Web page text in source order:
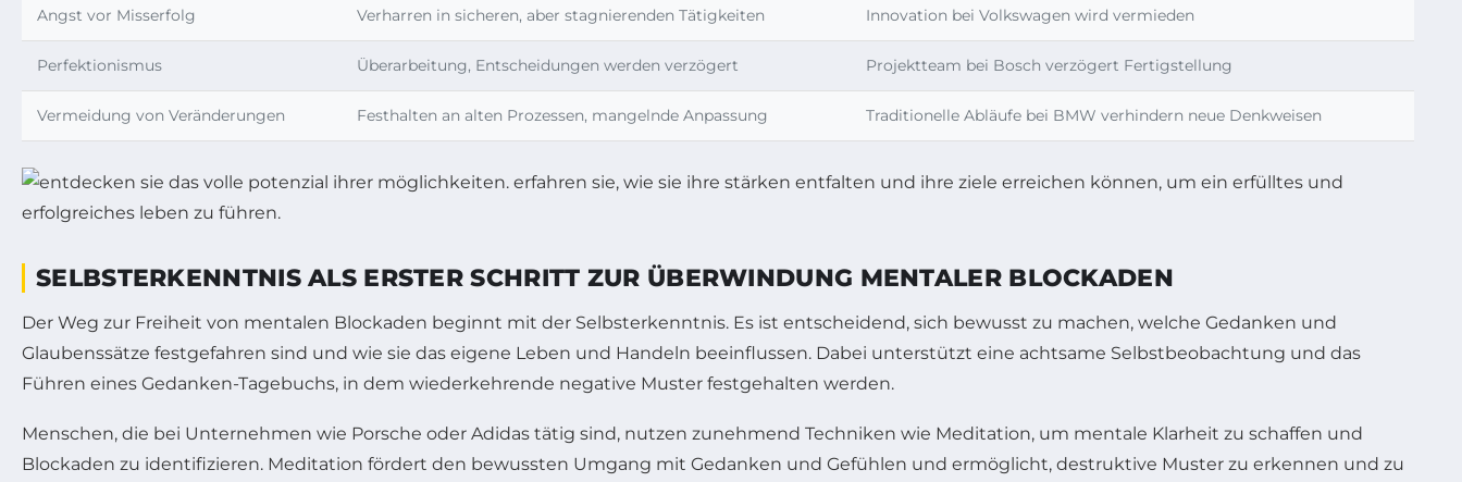
Angst vor Misserfolg Verharren in sicheren, aber stagnierenden Tätigkeiten Innovation bei Volkswagen wird vermieden
Perfektionismus Überarbeitung, Entscheidungen werden verzögert Projektteam bei Bosch verzögert Fertigstellung
Vermeidung von Veränderungen Festhalten an alten Prozessen, mangelnde Anpassung Traditionelle Abläufe bei BMW verhindern neue Denkweisen
SELBSTERKENNTNIS ALS ERSTER SCHRITT ZUR ÜBERWINDUNG MENTALER BLOCKADEN
Der Weg zur Freiheit von mentalen Blockaden beginnt mit der Selbsterkenntnis. Es ist entscheidend, sich bewusst zu machen, welche Gedanken und
Glaubenssätze festgefahren sind und wie sie das eigene Leben und Handeln beeinflussen. Dabei unterstützt eine achtsame Selbstbeobachtung und das
Führen eines Gedanken-Tagebuchs, in dem wiederkehrende negative Muster festgehalten werden.
Menschen, die bei Unternehmen wie Porsche oder Adidas tätig sind, nutzen zunehmend Techniken wie Meditation, um mentale Klarheit zu schaffen und
Blockaden zu identifizieren. Meditation fördert den bewussten Umgang mit Gedanken und Gefühlen und ermöglicht, destruktive Muster zu erkennen und zu